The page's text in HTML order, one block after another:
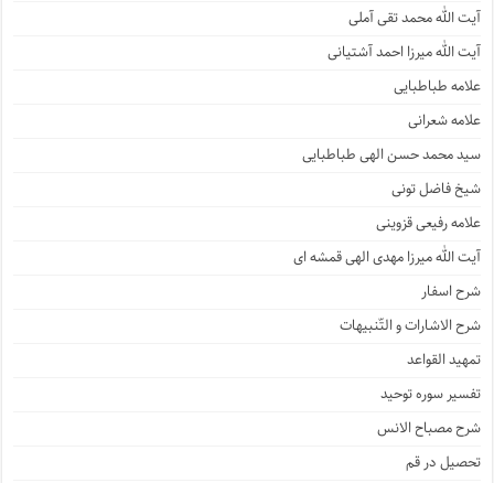
آیت الله محمد تقی آملی
آیت الله میرزا احمد آشتیانی
علامه طباطبایی
علامه شعرانی
سید محمد حسن الهی طباطبایی
شیخ فاضل تونی
علامه رفیعی قزوینی
آیت الله میرزا مهدی الهی قمشه ای
شرح اسفار
شرح الاشارات و التّنبیهات
تمهید القواعد
تفسیر سوره توحید
شرح مصباح الانس
تحصیل در قم